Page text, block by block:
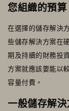
您組織的預算
在選擇的儲存解決
些儲存解決方案在
期及持續的財務投
方案就應該要能以
容量付費。
一般儲存解